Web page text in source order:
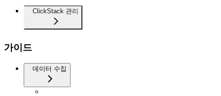
ClickStack 관리
가이드
데이터 수집